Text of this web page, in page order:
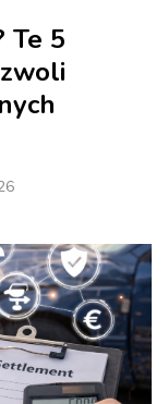
Te 5